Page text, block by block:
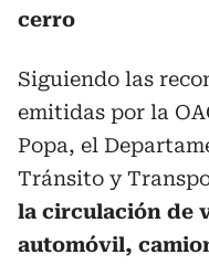
cerro
Siguiendo las
emitidas por la
Popa, el
Tránsito y
la circulación de
automóvil,